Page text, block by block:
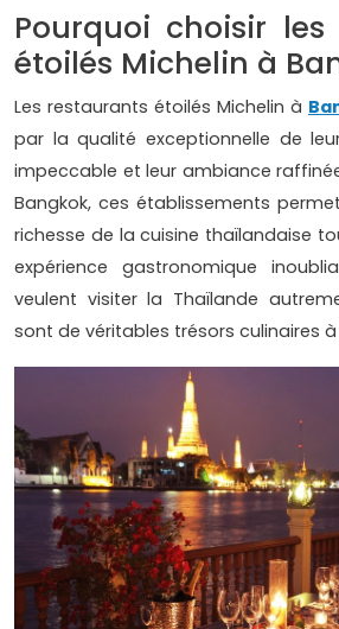
Pourquoi choisir
étoilés Michelin à
Les restaurants étoilés Michelin à
par la qualité exceptionnelle de
impeccable et leur ambiance
Bangkok, ces établissements
richesse de la cuisine thaïlandaise
expérience gastronomique
veulent visiter la Thaïlande
sont de véritables trésors culinaires